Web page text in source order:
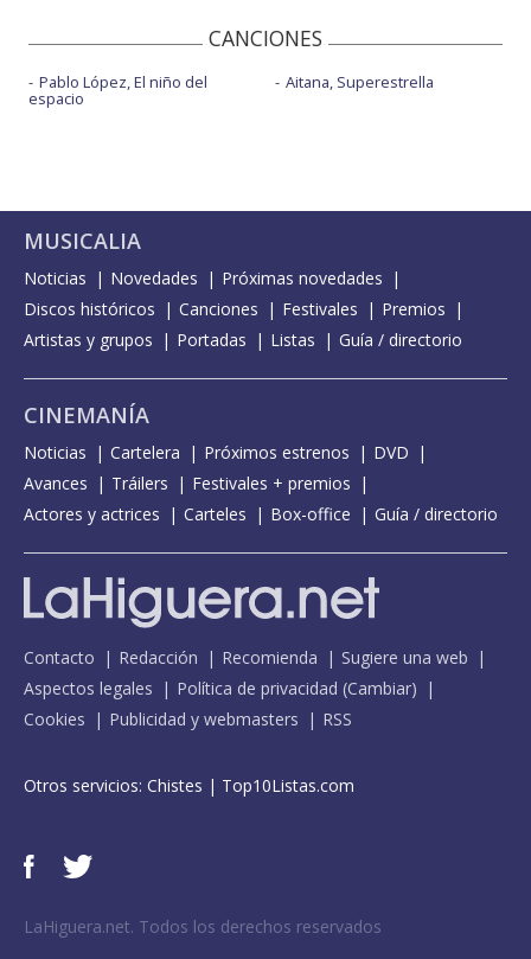
CANCIONES
Pablo López, El niño del
espacio
Aitana, Superestrella
MUSICALIA
Noticias Novedades
Próximas novedades
Discos históricos
Canciones Festivales
Premios
Artistas y grupos
Portadas Listas Guía / directorio
CINEMANÍA
Noticias Cartelera Próximos estrenos
DVD
Avances
Tráilers
Festivales + premios
Actores y actrices
Carteles Box-office Guía / directorio
Contacto Redacción Recomienda
Sugiere una web
Aspectos legales
Política de privacidad (Cambiar)
Cookies
Publicidad y webmasters RSS
Otros servicios: Chistes | Top10Listas.com
LaHiguera.net. Todos los derechos reservados